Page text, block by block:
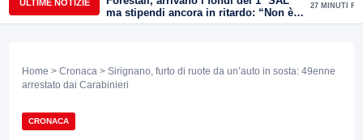
ULTIME NOTIZIE
ma stipendi ancora in ritardo: “Non è
più sostenibile”
27 MINUTI FA
Home > Cronaca > Sirignano, furto di ruote da un’auto in sosta: 49enne
arrestato dai Carabinieri
CRONACA